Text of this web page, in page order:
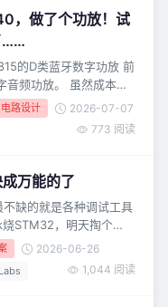
扰能力强，轻碰撞不倾
，做了个功放！试
……
的D类蓝牙数字功放 前
。 虽然成本仅
它最大的亮点是——技术
数字、从电源到音频都有
统学习到 STM32 + 数
AND它的代码结构和
、节流写入、STOP 低
移
电路设计 2026-07-07
773 阅读
万能的了
缺的就是各种调试工具
STM32，明天掏个
又翻出个USB转CAN，
桌上乱就算了，关键是不
大堆，出差或者去现场，
2026-06-26
1,044 阅读